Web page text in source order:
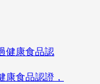
康食品認證，